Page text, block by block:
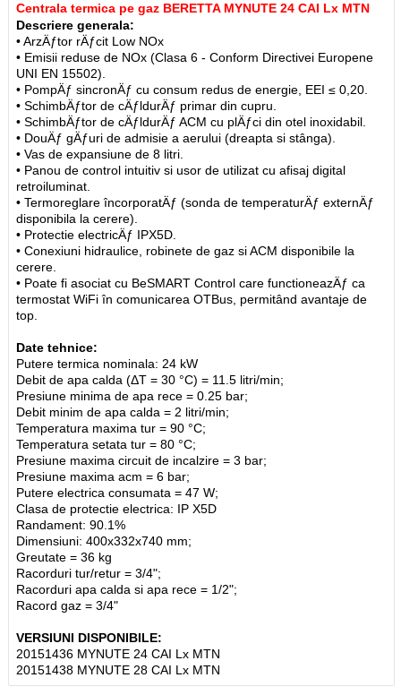
Centrala termica pe gaz BERETTA MYNUTE 24 CAI Lx MTN
Descriere generala:
• ArzÄƒtor rÄƒcit Low NOx
• Emisii reduse de NOx (Clasa 6 - Conform Directivei Europene
UNI EN 15502).
• PompÄƒ sincronÄƒ cu consum redus de energie, EEI ≤ 0,20.
• SchimbÄƒtor de cÄƒldurÄƒ primar din cupru.
• SchimbÄƒtor de cÄƒldurÄƒ ACM cu plÄƒci din otel inoxidabil.
• DouÄƒ gÄƒuri de admisie a aerului (dreapta si stânga).
• Vas de expansiune de 8 litri.
• Panou de control intuitiv si usor de utilizat cu afisaj digital
retroiluminat.
• Termoreglare încorporatÄƒ (sonda de temperaturÄƒ externÄƒ
disponibila la cerere).
• Protectie electricÄƒ IPX5D.
• Conexiuni hidraulice, robinete de gaz si ACM disponibile la
cerere.
• Poate fi asociat cu BeSMART Control care functioneazÄƒ ca
termostat WiFi în comunicarea OTBus, permitând avantaje de
top.
Date tehnice:
Putere termica nominala: 24 kW
Debit de apa calda (ΔT = 30 °C) = 11.5 litri/min;
Presiune minima de apa rece = 0.25 bar;
Debit minim de apa calda = 2 litri/min;
Temperatura maxima tur = 90 °C;
Temperatura setata tur = 80 °C;
Presiune maxima circuit de incalzire = 3 bar;
Presiune maxima acm = 6 bar;
Putere electrica consumata = 47 W;
Clasa de protectie electrica: IP X5D
Randament: 90.1%
Dimensiuni: 400x332x740 mm;
Greutate = 36 kg
Racorduri tur/retur = 3/4";
Racorduri apa calda si apa rece = 1/2";
Racord gaz = 3/4"
VERSIUNI DISPONIBILE:
20151436 MYNUTE 24 CAI Lx MTN
20151438 MYNUTE 28 CAI Lx MTN